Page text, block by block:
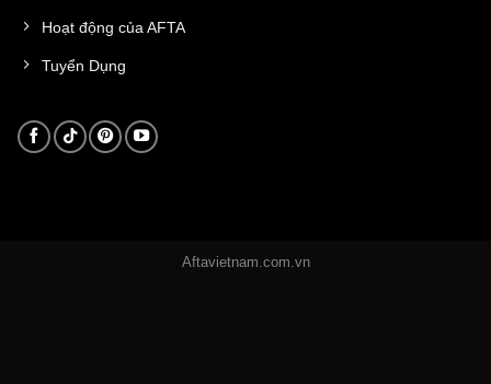
Hoạt động của AFTA
Tuyển Dụng
Aftavietnam.com.vn